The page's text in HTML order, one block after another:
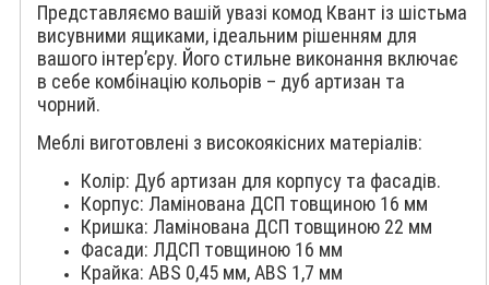
Представляємо вашій увазі комод Квант із шістьма
висувними ящиками, ідеальним рішенням для
вашого інтер’єру. Його стильне виконання включає
в себе комбінацію кольорів – дуб артизан та
чорний.
Меблі виготовлені з високоякісних матеріалів:
Колір: Дуб артизан для корпусу та фасадів.
Корпус: Ламінована ДСП товщиною 16 мм
Кришка: Ламінована ДСП товщиною 22 мм
Фасади: ЛДСП товщиною 16 мм
Крайка: ABS 0,45 мм, ABS 1,7 мм